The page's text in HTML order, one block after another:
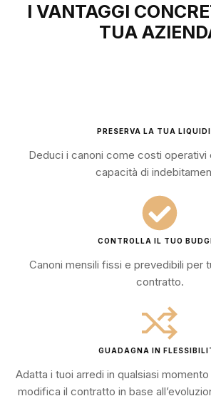
I VANTAGGI
TUA
PRESERVA LA TUA
Deduci i canoni come costi operativi
capacità di
CONTROLLA IL TUO
Canoni mensili fissi e prevedibili per
contratto.
GUADAGNA IN
Adatta i tuoi arredi in qualsiasi
modifica il contratto in base